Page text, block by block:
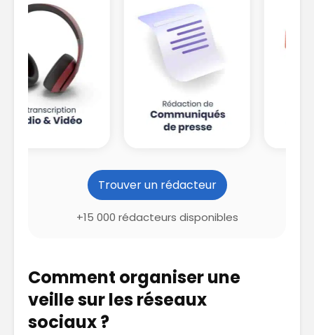
Trouver un rédacteur
+15 000 rédacteurs disponibles
Comment organiser une
veille sur les réseaux
sociaux ?